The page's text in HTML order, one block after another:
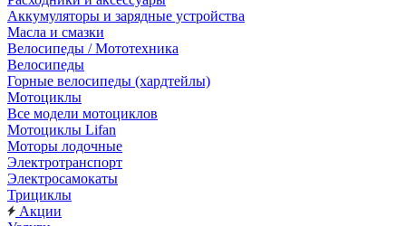
Аккумуляторы и зарядные устройства
Масла и смазки
Велосипеды / Мототехника
Велосипеды
Горные велосипеды (хардтейлы)
Мотоциклы
Все модели мотоциклов
Мотоциклы Lifan
Моторы лодочные
Электротранспорт
Электросамокаты
Трициклы
Акции